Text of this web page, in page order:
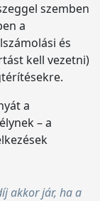
szemben
a
és
kell vezetni)
a
– a
akkor jár, ha a